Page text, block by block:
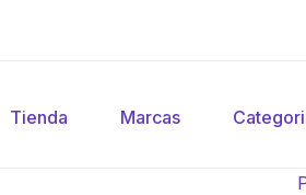
Tienda Marcas